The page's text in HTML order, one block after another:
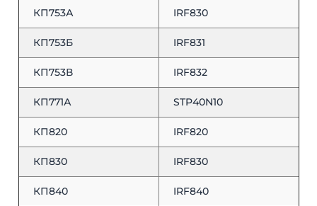
КП753А IRF830
КП753Б IRF831
КП753В IRF832
КП771А STP40N10
КП820 IRF820
КП830 IRF830
КП840 IRF840